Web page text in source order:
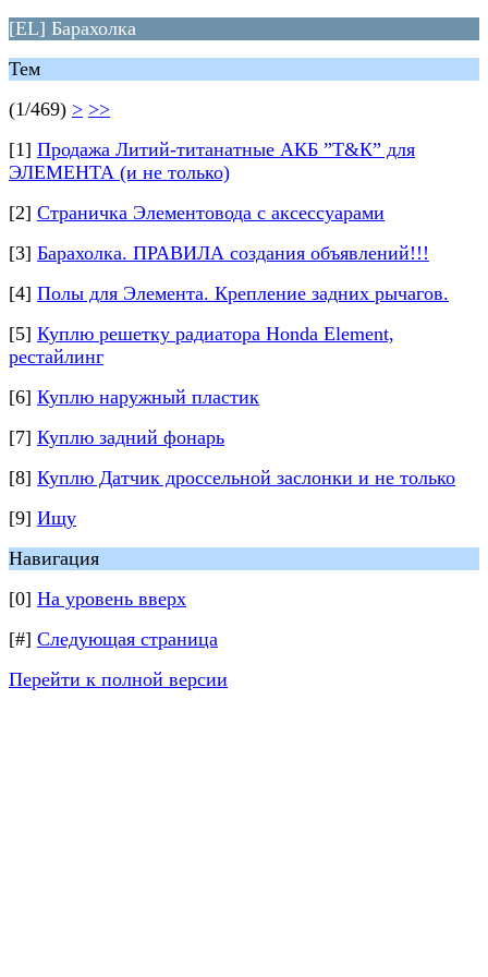
[EL] Барахолка
Тем
(1/469) > >>
[1] Продажа Литий-титанатные АКБ ”Т&К” для
ЭЛЕМЕНТА (и не только)
[2] Страничка Элементовода с аксессуарами
[3] Барахолка. ПРАВИЛА создания объявлений!!!
[4] Полы для Элемента. Крепление задних рычагов.
[5] Куплю решетку радиатора Honda Element,
рестайлинг
[6] Куплю наружный пластик
[7] Куплю задний фонарь
[8] Куплю Датчик дроссельной заслонки и не только
[9] Ищу
Навигация
[0] На уровень вверх
[#] Следующая страница
Перейти к полной версии